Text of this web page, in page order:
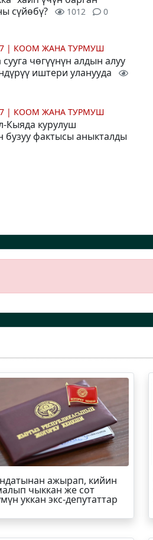
сүйөбү?
1012 0
| КООМ ЖАНА ТУРМУШ
чөгүүнүн алдын алуу
иштери уланууда
| КООМ ЖАНА ТУРМУШ
Кыяда курулуш
фактысы аныкталды
ажырап, кийин
чыккан же сот
уккан экс-депутаттар